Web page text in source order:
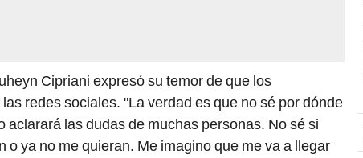
Cipriani expresó su temor de que los
redes sociales. "La verdad es que no sé por dónde
aclarará las dudas de muchas personas. No sé si
o ya no me quieran. Me imagino que me va a llegar